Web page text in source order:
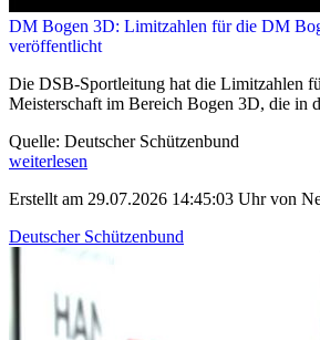
DM Bogen 3D: Limitzahlen für die DM
veröffentlicht
Die DSB-Sportleitung hat die Limitzahlen
Meisterschaft im Bereich Bogen 3D, die in
Quelle: Deutscher Schützenbund
weiterlesen
Erstellt am 29.07.2026 14:45:03 Uhr von
Deutscher Schützenbund